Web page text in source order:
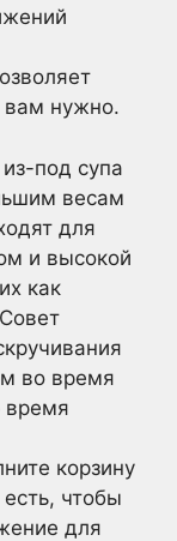
вам нужно.
под супа
весам
для
и высокой
как
во время
время
корзину
чтобы
для